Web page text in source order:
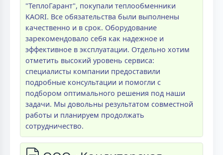
"ТеплоГарант", покупали теплообменники
KAORI. Все обязательства были выполнены
качественно и в срок. Оборудование
зарекомендовало себя как надежное и
эффективное в эксплуатации. Отдельно хотим
отметить высокий уровень сервиса:
специалисты компании предоставили
подробные консультации и помогли с
подбором оптимального решения под наши
задачи. Мы довольны результатом совместной
работы и планируем продолжать
сотрудничество.